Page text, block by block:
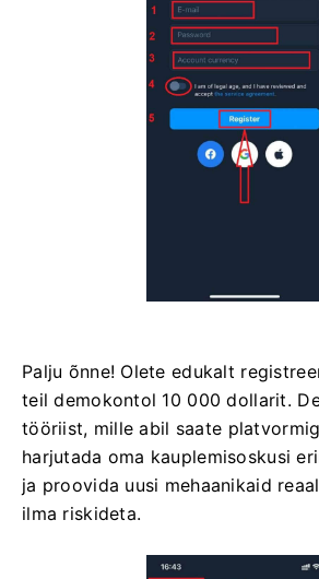
Palju õnne! Olete edukalt
teil demokontol 10 000 dollarit.
tööriist, mille abil saate
harjutada oma kauplemisoskusi
ja proovida uusi mehaanikaid
ilma riskideta.